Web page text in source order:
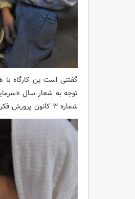
گفتنی است ین کارگاه با
شماره ۳ کانون پرورش فکری کرج برگزار شد.